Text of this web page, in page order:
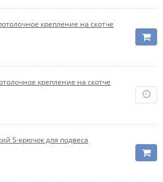
крепление на скотче
крепление на скотче
S-крючок для подвеса